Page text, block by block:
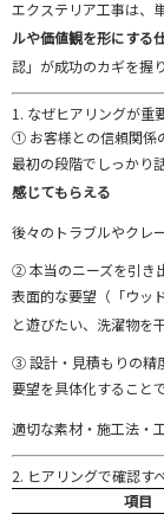
エクステリア工事は、
ルや価値観を形にする
認」 が成功のカギを握り
1. なぜヒアリングが重
① お客様との信頼関係
最初の段階で しっかり
感じてもらえる
後々の トラブルやクレ
②本当のニーズを引き
表面的な要望（「ウッ
と遊びたい、 洗濯物を
③設計・ 見積もりの精
要望を具体化する こと
適切な素材・ 施工法・
2. ヒアリングで確認す
項目